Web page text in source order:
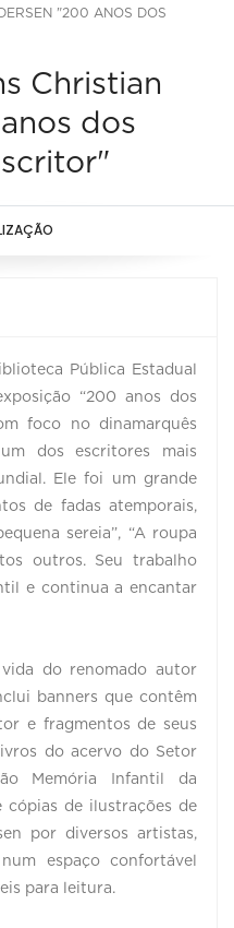
"200 ANOS DOS
Christian
dos
Pública Estadual
“200 anos dos
foco no dinamarquês
dos escritores mais
Ele foi um grande
de fadas atemporais,
sereia”, “A roupa
outros. Seu trabalho
e continua a encantar
do renomado autor
banners que contêm
e fragmentos de seus
do acervo do Setor
Memória Infantil da
cópias de ilustrações de
por diversos artistas,
espaço confortável
para leitura.